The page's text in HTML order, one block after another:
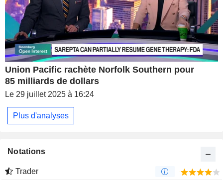
Union Pacific rachète Norfolk Southern pour
85 milliards de dollars
Le 29 juillet 2025 à 16:24
Plus d'analyses
Notations
Trader